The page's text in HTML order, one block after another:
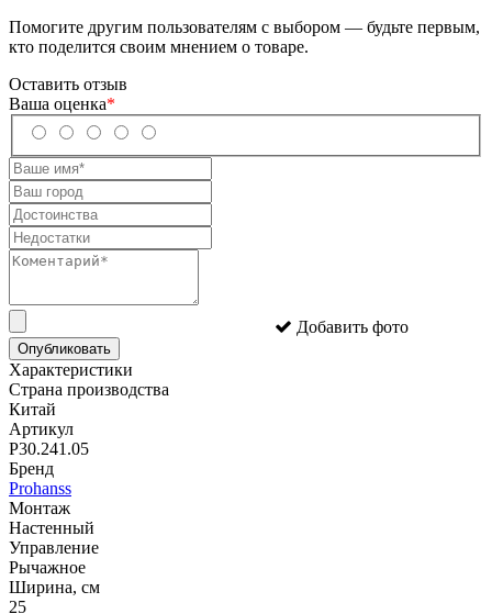
Помогите другим пользователям с выбором — будьте первым,
кто поделится своим мнением о товаре.
Оставить отзыв
Ваша оценка*
Добавить фото
Опубликовать
Характеристики
Страна производства
Китай
Артикул
P30.241.05
Бренд
Prohanss
Монтаж
Настенный
Управление
Рычажное
Ширина, см
25